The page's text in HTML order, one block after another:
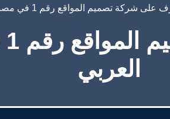
على شركة تصميم المواقع رقم 1 في مصر والوطن العربي
العربي